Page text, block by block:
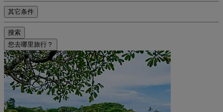
其它条件
搜索
您去哪里旅行？